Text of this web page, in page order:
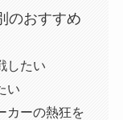
のおすすめ
したい
い
カーの熱狂を